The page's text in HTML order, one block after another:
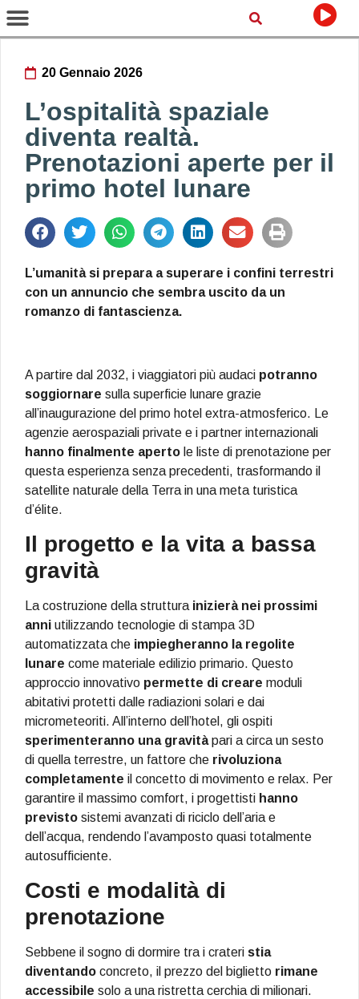
20 Gennaio 2026
L’ospitalità spaziale
diventa realtà.
Prenotazioni aperte per il
primo hotel lunare
L’umanità si prepara a superare i confini terrestri
con un annuncio che sembra uscito da un
romanzo di fantascienza.
A partire dal 2032, i viaggiatori più audaci potranno
soggiornare sulla superficie lunare grazie
all’inaugurazione del primo hotel extra-atmosferico. Le
agenzie aerospaziali private e i partner internazionali
hanno finalmente aperto le liste di prenotazione per
questa esperienza senza precedenti, trasformando il
satellite naturale della Terra in una meta turistica
d’élite.
Il progetto e la vita a bassa
gravità
La costruzione della struttura inizierà nei prossimi
anni utilizzando tecnologie di stampa 3D
automatizzata che impiegheranno la regolite
lunare come materiale edilizio primario. Questo
approccio innovativo permette di creare moduli
abitativi protetti dalle radiazioni solari e dai
micrometeoriti. All’interno dell’hotel, gli ospiti
sperimenteranno una gravitàpari a circa un sesto
di quella terrestre, un fattore che rivoluziona
completamente il concetto di movimento e relax. Per
garantire il massimo comfort, i progettisti hanno
previsto sistemi avanzati di riciclo dell’aria e
dell’acqua, rendendo l’avamposto quasi totalmente
autosufficiente.
Costi e modalità di
prenotazione
Sebbene il sogno di dormire tra i crateri stia
diventando concreto, il prezzo del biglietto rimane
accessibile solo a una ristretta cerchia di milionari.